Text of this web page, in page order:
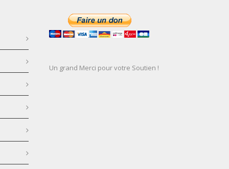
Un grand Merci pour votre Soutien !